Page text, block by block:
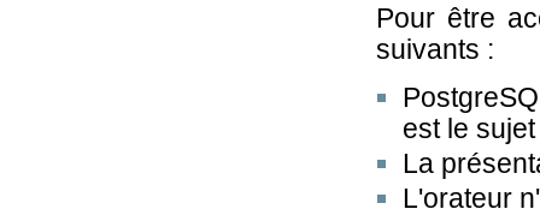
Pour être
suivants :
est le
La
L'orateur